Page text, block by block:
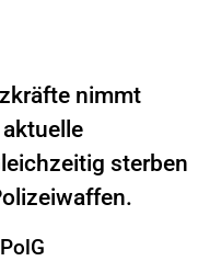
nimmt
sterben